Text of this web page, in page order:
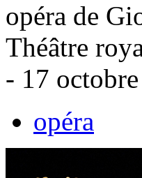
opéra de
Théâtre
- 17
opéra